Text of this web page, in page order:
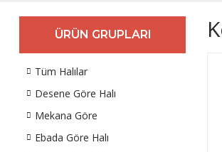
ÜRÜN GRUPLARI
Tüm Halılar
Desene Göre Halı
Mekana Göre
Ebada Göre Halı